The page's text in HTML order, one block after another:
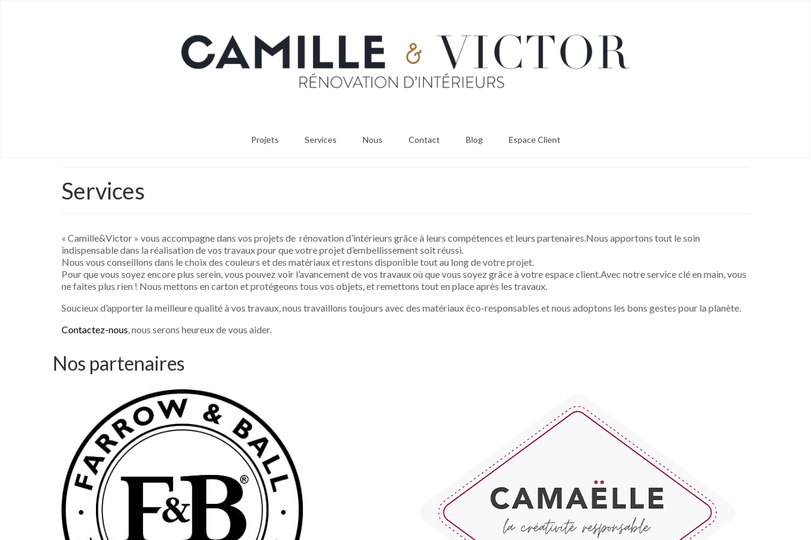
Projets Services Nous Contact Blog Espace Client
Services
« Camille&Victor » vous accompagne dans vos projets de rénovation d’intérieurs grâce à leurs compétences et leurs partenaires.Nous apportons tout le soin
indispensable dans la réalisation de vos travaux pour que votre projet d’embellissement soit réussi.
Nous vous conseillons dans le choix des couleurs et des matériaux et restons disponible tout au long de votre projet.
Pour que vous soyez encore plus serein, vous pouvez voir l’avancement de vos travaux où que vous soyez grâce à votre espace client.Avec notre service clé en main, vous
ne faites plus rien ! Nous mettons en carton et protégeons tous vos objets, et remettons tout en place après les travaux.
Soucieux d’apporter la meilleure qualité à vos travaux, nous travaillons toujours avec des matériaux éco-responsables et nous adoptons les bons gestes pour la planète.
Contactez-nous , nous serons heureux de vous aider.
Nos partenaires